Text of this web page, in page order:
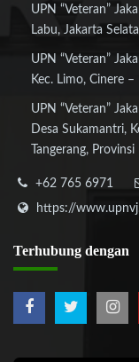
UPN “Veteran”
Labu, Jakarta
UPN “Veteran”
Kec. Limo, Cinere
UPN “Veteran”
Desa Sukamantri,
Tangerang,
+62 765 6971
https://
Terhubung dengan